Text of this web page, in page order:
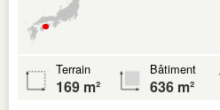
Terrain
169 m²
Bâtiment
636 m²